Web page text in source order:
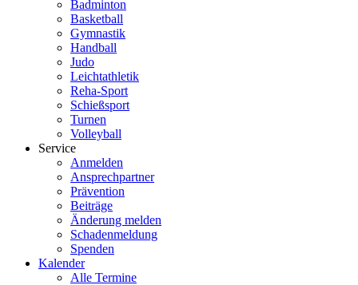
Badminton
Basketball
Gymnastik
Handball
Judo
Leichtathletik
Reha-Sport
Schießsport
Turnen
Volleyball
Service
Anmelden
Ansprechpartner
Prävention
Beiträge
Änderung melden
Schadenmeldung
Spenden
Kalender
Alle Termine